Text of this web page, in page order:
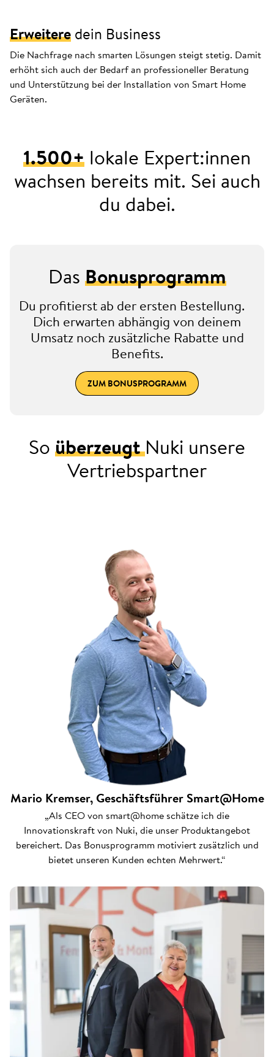
Erweitere dein Business
Die Nachfrage nach smarten Lösungen steigt stetig. Damit
erhöht sich auch der Bedarf an professioneller Beratung
und Unterstützung bei der Installation von Smart Home
Geräten.
1.500+ lokale Expert:innen
wachsen bereits mit. Sei auch
du dabei.
DasBonusprogramm
Du profitierst ab der ersten Bestellung.
Dich erwarten abhängig von deinem
Umsatz noch zusätzliche Rabatte und
Benefits.
ZUM BONUSPROGRAMM
SoüberzeugtNuki unsere
Vertriebspartner
Mario Kremser, Geschäftsführer Smart@Home
„Als CEO von smart@home schätze ich die
Innovationskraft von Nuki, die unser Produktangebot
bereichert. Das Bonusprogramm motiviert zusätzlich und
bietet unseren Kunden echten Mehrwert.“